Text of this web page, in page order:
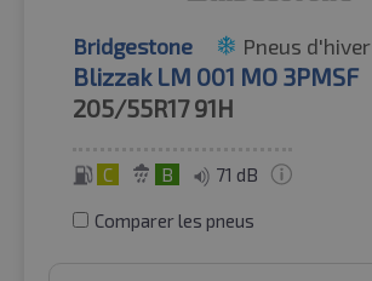
Bridgestone Pneus d'hiver
Blizzak LM 001 MO 3PMSF
205/55R17 91H
C B 71 dB
Comparer les pneus